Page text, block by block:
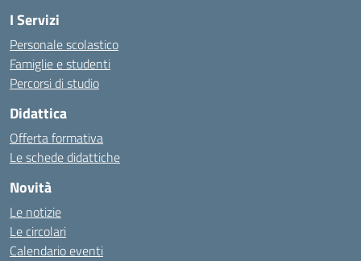
I Servizi
Personale scolastico
Famiglie e studenti
Percorsi di studio
Didattica
Offerta formativa
Le schede didattiche
Novità
Le notizie
Le circolari
Calendario eventi